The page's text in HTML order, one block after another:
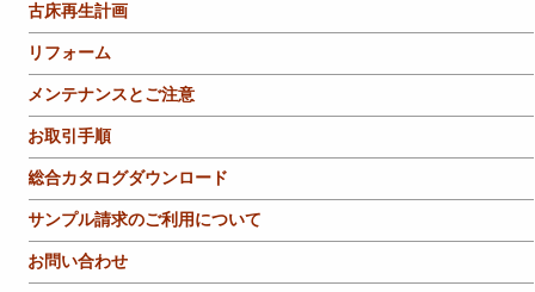
古床再生計画
リフォーム
メンテナンスとご注意
お取引手順
総合カタログダウンロード
サンプル請求のご利用について
お問い合わせ